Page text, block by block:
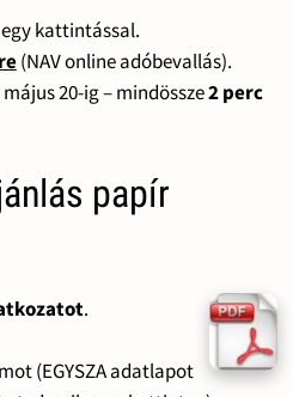
kattintással.
(NAV online adóbevallás).
május 20-ig – mindössze2 perc
papír
.
(EGYSZA adatlapot